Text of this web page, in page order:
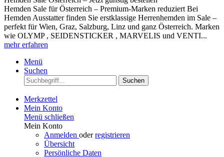
Hemden Sale für Österreich – Premium-Marken reduziert Bei
Hemden Ausstatter finden Sie erstklassige Herrenhemden im Sale –
perfekt für Wien, Graz, Salzburg, Linz und ganz Österreich. Marken
wie OLYMP , SEIDENSTICKER , MARVELIS und VENTI...
mehr erfahren
Menü
Suchen
Suchen
Merkzettel
Mein Konto
Menü schließen
Mein Konto
Anmelden oderregistrieren
Übersicht
Persönliche Daten